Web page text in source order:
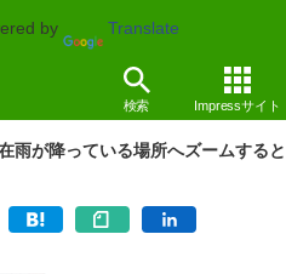
by Translate
検索 Impressサイト
る様子をアニメーション表示可能
雨が降っている場所へズームすると